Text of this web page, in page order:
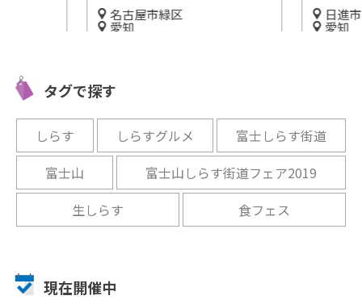
プ気
名古屋市緑区
愛知
並」OPEN
日進市
愛知
タグで探す
しらす しらすグルメ
富士しらす街道
富士山
富士山しらす街道フェア2019
生しらす
食フェス
現在開催中